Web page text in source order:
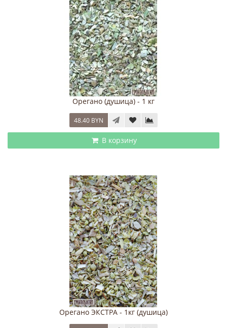
Орегано (душица) - 1 кг
48.40 BYN
В корзину
Орегано ЭКСТРА - 1кг (душица)